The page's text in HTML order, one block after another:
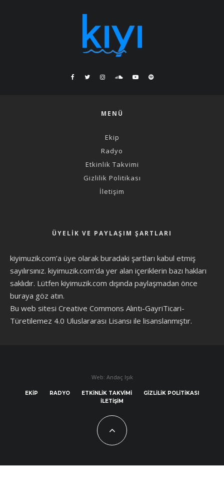
MENÜ
Ekip
Radyo
Etkinlik Takvimi
Gizlilik Politikası
İletişim
ÜYELIK VE PAYLAŞIM ŞARTLARI
kiyimuzik.com’a üye olarak buradaki şartları kabul etmiş
sayılırsınız. kiyimuzik.com’da yer alan içeriklerin bazı hakları
saklıdır. Lütfen kiyimuzik.com dışında paylaşmadan önce
buraya göz atın.
Bu web sitesi Creative Commons Alıntı-GayriTicari-
Türetilemez 4.0 Uluslararası Lisansı ile lisanslanmıştır.
Web: Andaç Işık
EKIP RADYO ETKINLIK TAKVIMI
GIZLILIK POLITIKASI
İLETIŞIM